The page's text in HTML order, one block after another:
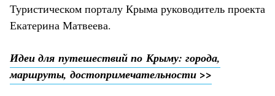
Туристическом порталу Крыма руководитель проекта
Екатерина Матвеева.
Идеи для путешествий по Крыму: города,
маршруты, достопримечательности >>